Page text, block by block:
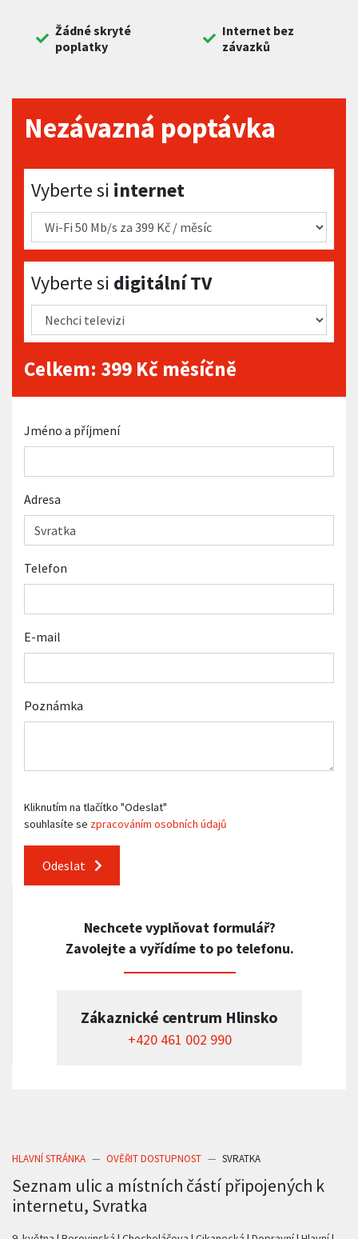
Žádné skryté
poplatky
Internet bez
závazků
Nezávazná poptávka
Vyberte si internet
Vyberte si internet
Vyberte si digitální TV
Vyberte si digitální TV
Celkem: 399 Kč měsíčně
Jméno a příjmení
Adresa
Telefon
E-mail
Poznámka
Kliknutím na tlačítko "Odeslat"
souhlasíte se zpracováním osobních údajů
Odeslat
Nechcete vyplňovat formulář?
Zavolejte a vyřídíme to po telefonu.
Zákaznické centrum Hlinsko
+420 461 002 990
HLAVNÍ STRÁNKA OVĚŘIT DOSTUPNOST SVRATKA
Seznam ulic a místních částí připojených k
internetu, Svratka